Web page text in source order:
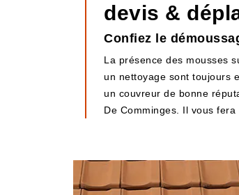
devis &
Confiez le
La présence des mousses
un nettoyage sont toujours
un couvreur de bonne
De Comminges. Il vous